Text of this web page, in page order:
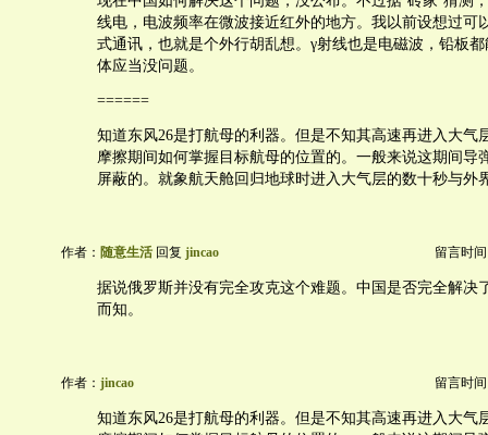
线电，电波频率在微波接近红外的地方。我以前设想过可
式通讯，也就是个外行胡乱想。γ射线也是电磁波，铅板
体应当没问题。
======
知道东风26是打航母的利器。但是不知其高速再进入大气
摩擦期间如何掌握目标航母的位置的。一般来说这期间导
屏蔽的。就象航天舱回归地球时进入大气层的数十秒与外
作者： 随意生活 回复 jincao 留言时间
据说俄罗斯并没有完全攻克这个难题。中国是否完全解决
而知。
作者： jincao 留言时间
知道东风26是打航母的利器。但是不知其高速再进入大气